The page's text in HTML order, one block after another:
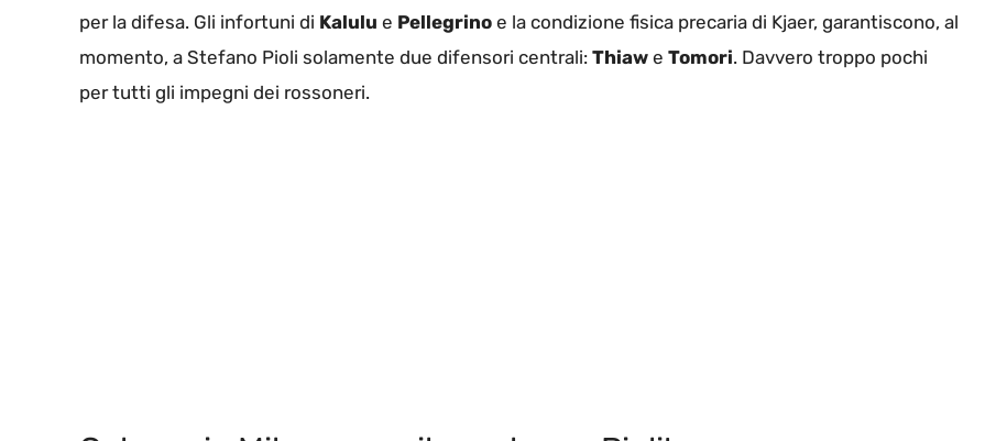
per la difesa. Gli infortuni di Kalulu e Pellegrino e la condizione fisica precaria di Kjaer, garantiscono, al
momento, a Stefano Pioli solamente due difensori centrali: Thiaw e Tomori. Davvero troppo pochi
per tutti gli impegni dei rossoneri.